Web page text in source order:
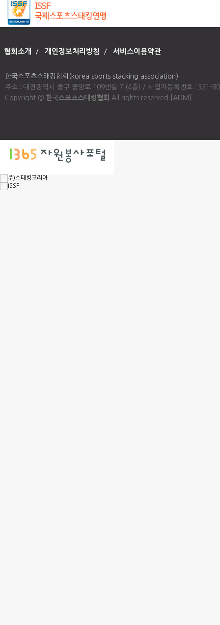
협회소개 / 개인정보처리방침 / 서비스이용약관
한국스포츠스태킹협회(korea sports stacking association)
주소 : 대전광역시 중구 중앙로 109번길 7 (4층) / 사업자등록번호 :
Copyright © 한국스포츠스태킹협회 All rights reserved. [ADM]